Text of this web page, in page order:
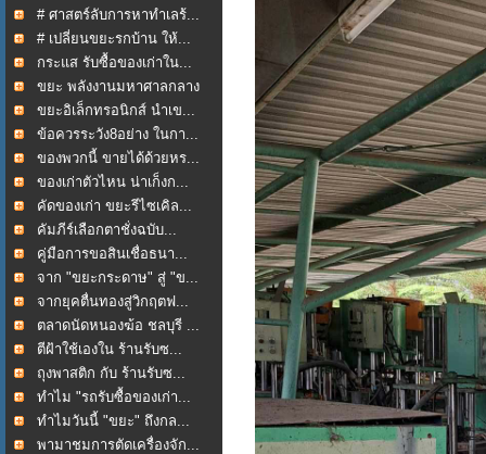
# ศาสตร์ลับการหาทำเลร้...
# เปลี่ยนขยะรกบ้าน ให้...
กระแส รับซื้อของเก่าใน...
ขยะ พลังงานมหาศาลกลาง
ใ...
ขยะอิเล็กทรอนิกส์ นำเข...
ข้อควรระวัง8อย่าง ในกา...
ของพวกนี้ ขายได้ด้วยหร...
ของเก่าตัวไหน น่าเก็งก...
คัดของเก่า ขยะรีไซเคิล...
คัมภีร์เลือกตาชั่งฉบับ...
คู่มือการขอสินเชื่อธนา...
จาก "ขยะกระดาษ" สู่ "ข...
จากยุคตื่นทองสู่วิกฤตฟ...
ตลาดนัดหนองฆ้อ ชลบุรี ...
ตีฝ้าใช้เองใน ร้านรับซ...
ถุงพาสติก กับ ร้านรับซ...
ทำไม "รถรับซื้อของเก่า...
ทำไมวันนี้ "ขยะ" ถึงกล...
พามาชมการตัดเครื่องจัก...